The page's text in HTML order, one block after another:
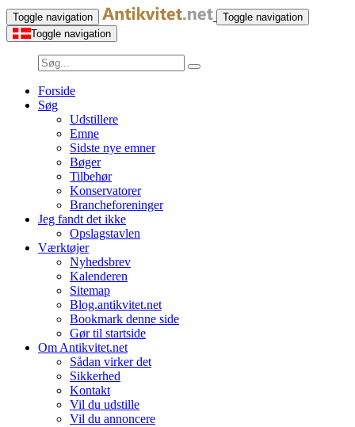
Toggle navigation
Toggle navigation
Toggle navigation
Forside
Søg
Udstillere
Emne
Sidste nye emner
Bøger
Tilbehør
Konservatorer
Brancheforeninger
Jeg fandt det ikke
Opslagstavlen
Værktøjer
Nyhedsbrev
Kalenderen
Sitemap
Blog.antikvitet.net
Bookmark denne side
Gør til startside
Om Antikvitet.net
Sådan virker det
Sikkerhed
Kontakt
Vil du udstille
Vil du annoncere